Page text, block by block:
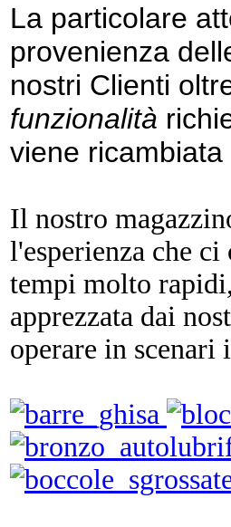
La particolare
provenienza
nostri Clienti
funzionalità
viene
Il nostro
l'esperienza che
tempi molto
apprezzata dai
operare in